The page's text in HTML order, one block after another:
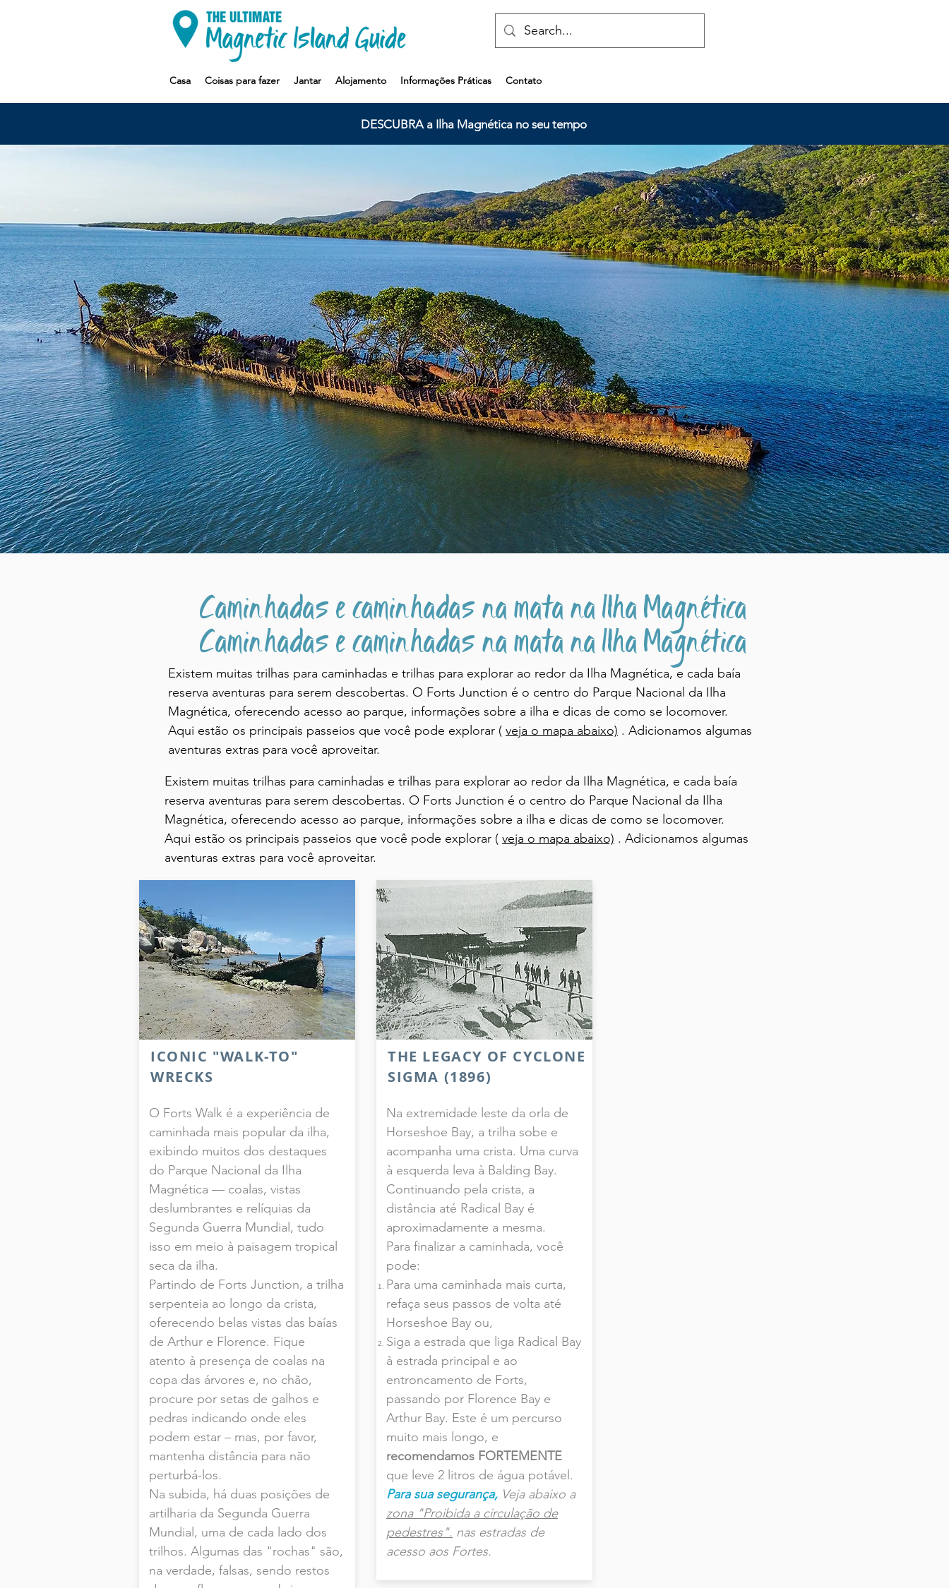
Casa Coisas para fazer Jantar Alojamento Informações Práticas Contato
DESCUBRA a Ilha Magnética no seu tempo
Caminhadas e caminhadas na mata na Ilha Magnética
Caminhadas e caminhadas na mata na Ilha Magnética
Existem muitas trilhas para caminhadas e trilhas para explorar ao redor da Ilha Magnética, e cada baía
reserva aventuras para serem descobertas. O Forts Junction é o centro do Parque Nacional da Ilha
Magnética, oferecendo acesso ao parque, informações sobre a ilha e dicas de como se locomover.
Aqui estão os principais passeios que você pode explorar ( veja o mapa abaixo) . Adicionamos algumas
aventuras extras para você aproveitar.
Existem muitas trilhas para caminhadas e trilhas para explorar ao redor da Ilha Magnética, e cada baía
reserva aventuras para serem descobertas. O Forts Junction é o centro do Parque Nacional da Ilha
Magnética, oferecendo acesso ao parque, informações sobre a ilha e dicas de como se locomover.
Aqui estão os principais passeios que você pode explorar ( veja o mapa abaixo) . Adicionamos algumas
aventuras extras para você aproveitar.
ICONIC "WALK-TO"
WRECKS
O Forts Walk é a experiência de
caminhada mais popular da ilha,
exibindo muitos dos destaques
do Parque Nacional da Ilha
Magnética — coalas, vistas
deslumbrantes e relíquias da
Segunda Guerra Mundial, tudo
isso em meio à paisagem tropical
seca da ilha.
Partindo de Forts Junction, a trilha
serpenteia ao longo da crista,
oferecendo belas vistas das baías
de Arthur e Florence. Fique
atento à presença de coalas na
copa das árvores e, no chão,
procure por setas de galhos e
pedras indicando onde eles
podem estar – mas, por favor,
mantenha distância para não
perturbá-los.
Na subida, há duas posições de
artilharia da Segunda Guerra
Mundial, uma de cada lado dos
trilhos. Algumas das "rochas" são,
na verdade, falsas, sendo restos
THE LEGACY OF CYCLONE
SIGMA (1896)
Na extremidade leste da orla de
Horseshoe Bay, a trilha sobe e
acompanha uma crista. Uma curva
à esquerda leva à Balding Bay.
Continuando pela crista, a
distância até Radical Bay é
aproximadamente a mesma.
Para finalizar a caminhada, você
pode:
Para uma caminhada mais curta,
refaça seus passos de volta até
Horseshoe Bay ou,
Siga a estrada que liga Radical Bay
à estrada principal e ao
entroncamento de Forts,
passando por Florence Bay e
Arthur Bay. Este é um percurso
muito mais longo, e
recomendamos FORTEMENTE
que leve 2 litros de água potável.
Para sua segurança, Veja abaixo a
zona "Proibida a circulação de
pedestres". nas estradas de
acesso aos Fortes.